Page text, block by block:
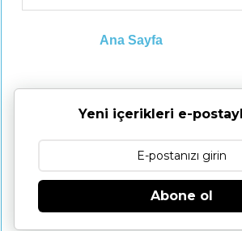
Ana Sayfa
Yeni içerikleri e-
Abone ol